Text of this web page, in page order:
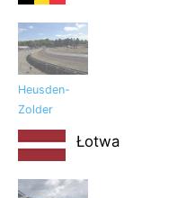
Heusden-
Zolder
Łotwa